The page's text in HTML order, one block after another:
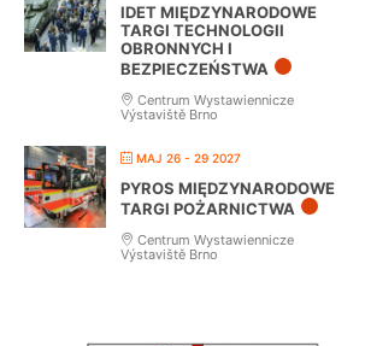
IDET MIĘDZYNARODOWE
TARGI TECHNOLOGII
OBRONNYCH I
BEZPIECZEŃSTWA
Centrum Wystawiennicze
Výstaviště Brno
MAJ 26 - 29 2027
PYROS MIĘDZYNARODOWE
TARGI POŻARNICTWA
Centrum Wystawiennicze
Výstaviště Brno